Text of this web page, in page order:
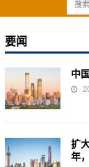
要闻
中
扩
年